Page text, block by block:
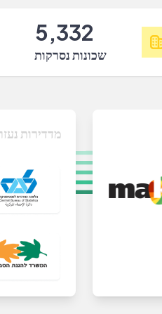
5,332
שכונות נסרקות
מדדירות